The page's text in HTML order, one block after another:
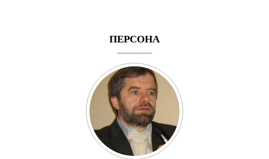
ПЕРСОНА